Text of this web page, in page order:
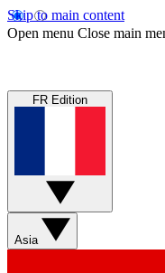
Skip to main content
Open menu Close main
FR Edition
Asia